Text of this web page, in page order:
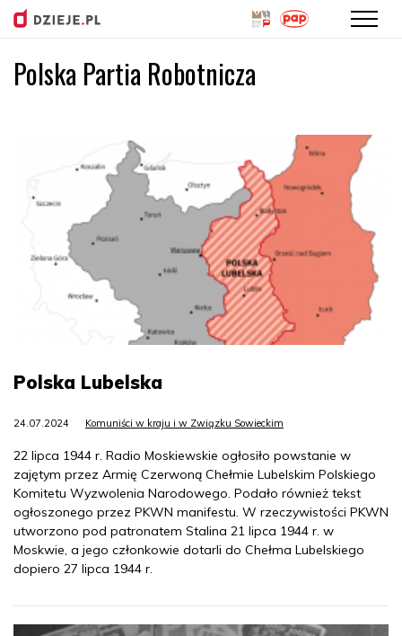
Przejdź
do
Polska Partia Robotnicza
Polska Lubelska
24.07.2024 Komuniści w kraju i w Związku Sowieckim
22 lipca 1944 r. Radio Moskiewskie ogłosiło powstanie w
zajętym przez Armię Czerwoną Chełmie Lubelskim Polskiego
Komitetu Wyzwolenia Narodowego. Podało również tekst
ogłoszonego przez PKWN manifestu. W rzeczywistości PKWN
utworzono pod patronatem Stalina 21 lipca 1944 r. w
Moskwie, a jego członkowie dotarli do Chełma Lubelskiego
dopiero 27 lipca 1944 r.